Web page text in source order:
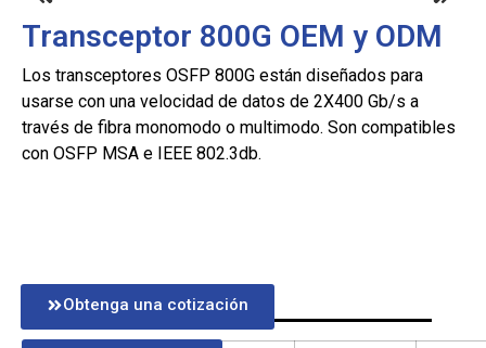
Transceptor 800G OEM y ODM
Los transceptores OSFP 800G están diseñados para
usarse con una velocidad de datos de 2X400 Gb/s a
través de fibra monomodo o multimodo. Son compatibles
con OSFP MSA e IEEE 802.3db.
Obtenga una cotización
Parámetro